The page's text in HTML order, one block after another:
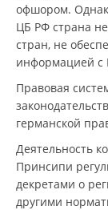
офшором.
ЦБ РФ страна
стран, не
информацией с
Правовая
германской
Деятельность
Принсипи
декретами о
другими